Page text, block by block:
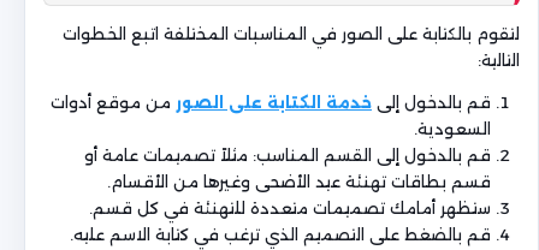
لتقوم بالكتابة على الصور في المناسبات المختلفة اتبع الخطوات
التالية:
قم بالدخول إلى خدمة الكتابة على الصور من موقع أدوات
السعودية.
قم بالدخول إلى القسم المناسب: مثلاً تصميمات عامة أو
قسم بطاقات تهنئة عيد الأضحى وغيرها من الأقسام.
ستظهر أمامك تصميمات متعددة للتهنئة في كل قسم.
قم بالضغط على التصميم الذي ترغب في كتابة الاسم عليه.